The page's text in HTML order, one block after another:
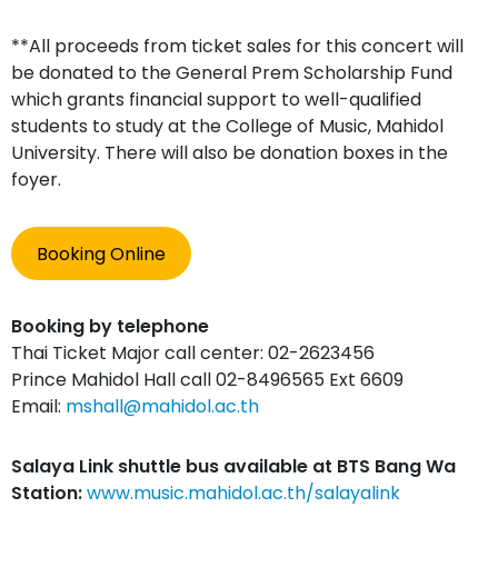
**All proceeds from ticket sales for this concert will
be donated to the General Prem Scholarship Fund
which grants financial support to well-qualified
students to study at the College of Music, Mahidol
University. There will also be donation boxes in the
foyer.
Booking Online
Booking by telephone
Thai Ticket Major call center: 02-2623456
Prince Mahidol Hall call 02-8496565 Ext 6609
Email: mshall@mahidol.ac.th
Salaya Link shuttle bus available at BTS Bang Wa
Station:www.music.mahidol.ac.th/salayalink